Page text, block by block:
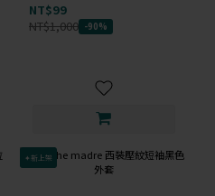
NT$99
NT$1,000 -90%
✦新上架